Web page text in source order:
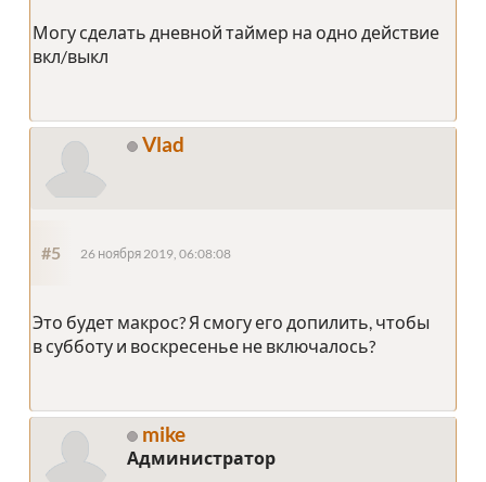
Могу сделать дневной таймер на одно действие
вкл/выкл
Vlad
#5 26 ноября 2019, 06:08:08
Это будет макрос? Я смогу его допилить, чтобы
в субботу и воскресенье не включалось?
mike
Администратор